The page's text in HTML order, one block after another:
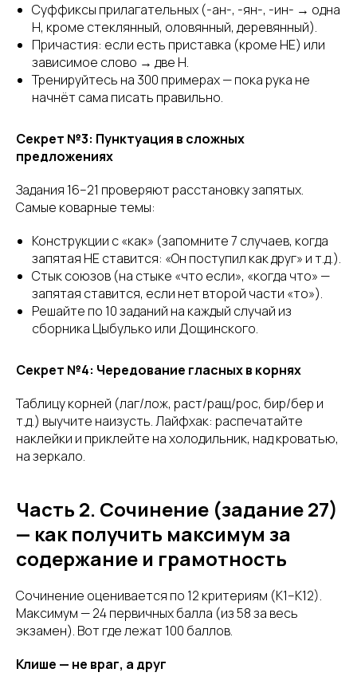
Суффиксы прилагательных (-ан-, -ян-, -ин- → одна
Н, кроме стеклянный, оловянный, деревянный).
Причастия: если есть приставка (кроме НЕ) или
зависимое слово → две Н.
Тренируйтесь на 300 примерах — пока рука не
начнёт сама писать правильно.
Секрет №3: Пунктуация в сложных
предложениях
Задания 16–21 проверяют расстановку запятых.
Самые коварные темы:
Конструкции с «как» (запомните 7 случаев, когда
запятая НЕ ставится: «Он поступил как друг» и т.д.).
Стык союзов (на стыке «что если», «когда что» —
запятая ставится, если нет второй части «то»).
Решайте по 10 заданий на каждый случай из
сборника Цыбулько или Дощинского.
Секрет №4: Чередование гласных в корнях
Таблицу корней (лаг/лож, раст/ращ/рос, бир/бер и
т.д.) выучите наизусть. Лайфхак: распечатайте
наклейки и приклейте на холодильник, над кроватью,
на зеркало.
Часть 2. Сочинение (задание 27)
— как получить максимум за
содержание и грамотность
Сочинение оценивается по 12 критериям (К1–К12).
Максимум — 24 первичных балла (из 58 за весь
экзамен). Вот где лежат 100 баллов.
Клише — не враг, а друг